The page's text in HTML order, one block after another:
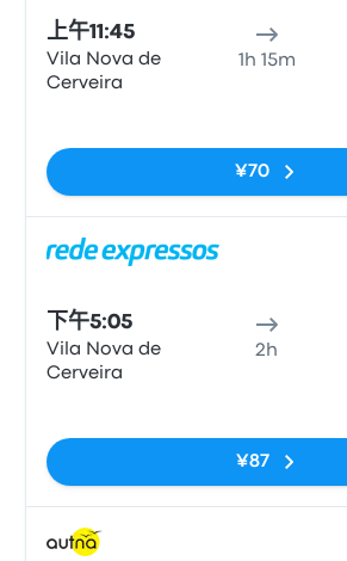
上午11:45
Vila Nova de
Cerveira
1h 15m
¥70
下午5:05
Vila Nova de
Cerveira
2h
¥87